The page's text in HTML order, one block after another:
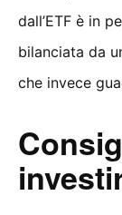
dall’ETF è in
bilanciata da
che invece